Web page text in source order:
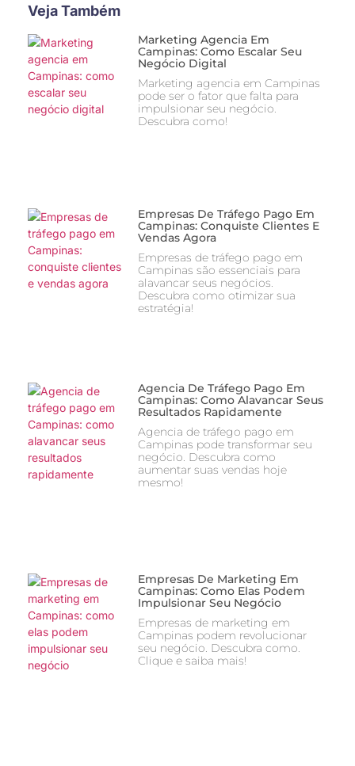
Veja Também
Marketing Agencia Em
Campinas: Como Escalar Seu
Negócio Digital
Marketing agencia em Campinas
pode ser o fator que falta para
impulsionar seu negócio.
Descubra como!
Empresas De Tráfego Pago Em
Campinas: Conquiste Clientes E
Vendas Agora
Empresas de tráfego pago em
Campinas são essenciais para
alavancar seus negócios.
Descubra como otimizar sua
estratégia!
Agencia De Tráfego Pago Em
Campinas: Como Alavancar Seus
Resultados Rapidamente
Agencia de tráfego pago em
Campinas pode transformar seu
negócio. Descubra como
aumentar suas vendas hoje
mesmo!
Empresas De Marketing Em
Campinas: Como Elas Podem
Impulsionar Seu Negócio
Empresas de marketing em
Campinas podem revolucionar
seu negócio. Descubra como.
Clique e saiba mais!